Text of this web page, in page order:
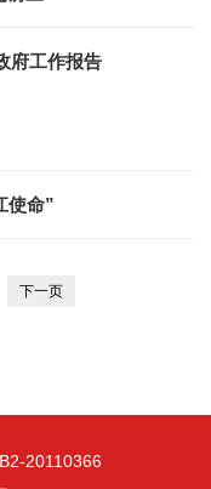
府工作报告
使命”
下一页
20110366